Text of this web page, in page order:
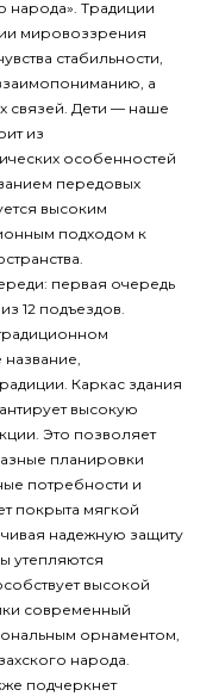
народа». Традиции
мировоззрения
стабильности,
а
связей. Дети — наше
из
особенностей
передовых
высоким
подходом к
первая очередь
12 подъездов.
название,
Каркас здания
высокую
Это позволяет
планировки
потребности и
покрыта мягкой
надежную защиту
утепляются
высокой
современный
орнаментом,
народа.
подчеркнет